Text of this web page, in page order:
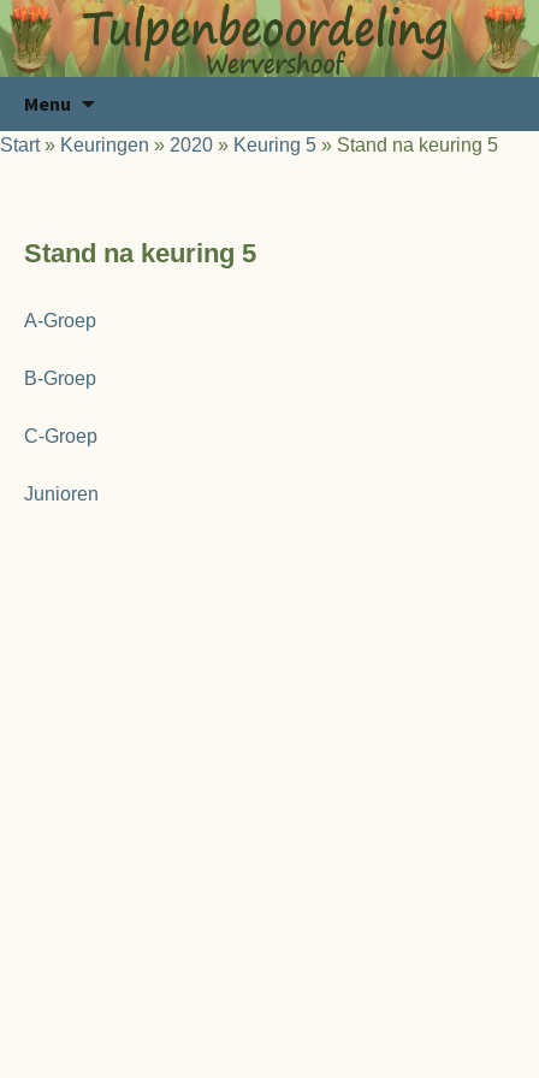
Menu
de
Start» Keuringen » 2020 » Keuring 5 » Stand na keuring 5
Stand na keuring 5
A-Groep
B-Groep
C-Groep
Junioren